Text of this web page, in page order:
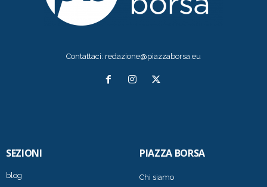
Contattaci: redazione@piazzaborsa.eu
SEZIONI
blog
PIAZZA BORSA
Chi siamo